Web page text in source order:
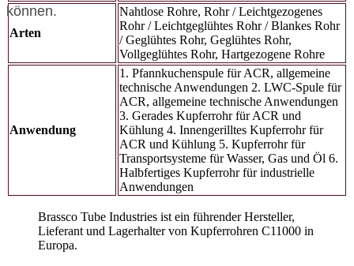
können.
Arten
Nahtlose Rohre, Rohr / Leichtgezogenes
Rohr / Leichtgeglühtes Rohr / Blankes Rohr
/ Geglühtes Rohr, Geglühtes Rohr,
Vollgeglühtes Rohr, Hartgezogene Rohre
Anwendung
1. Pfannkuchenspule für ACR, allgemeine
technische Anwendungen 2. LWC-Spule für
ACR, allgemeine technische Anwendungen
3. Gerades Kupferrohr für ACR und
Kühlung 4. Innengerilltes Kupferrohr für
ACR und Kühlung 5. Kupferrohr für
Transportsysteme für Wasser, Gas und Öl 6.
Halbfertiges Kupferrohr für industrielle
Anwendungen
Brassco Tube Industries ist ein führender Hersteller,
Lieferant und Lagerhalter von Kupferrohren C11000 in
Europa.